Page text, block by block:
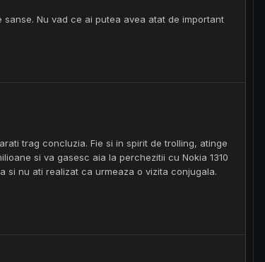
Nu vad ce ai putea avea atat de important
trag concluzia. Fie si in spirit de trolling, atinge
si va gasesc aia la perchezitii cu Nokia 1310
si nu ati realizat ca urmeaza o vizita conjugala.